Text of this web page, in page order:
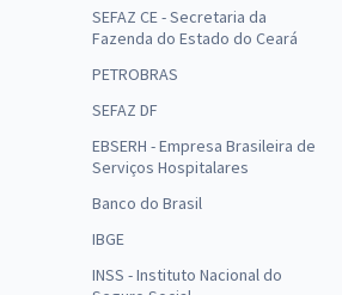
SEFAZ CE - Secretaria da
Fazenda do Estado do Ceará
PETROBRAS
SEFAZ DF
EBSERH - Empresa Brasileira de
Serviços Hospitalares
Banco do Brasil
IBGE
INSS - Instituto Nacional do